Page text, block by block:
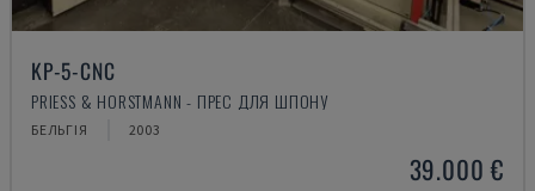
KP-5-CNC
PRIESS & HORSTMANN - ПРЕС ДЛЯ ШПОНУ
БЕЛЬГІЯ 2003
39.000 €